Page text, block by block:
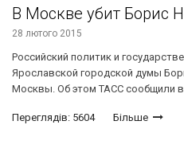
В Москве убит Борис
28 лютого 2015
Российский политик и
Ярославской городской думы
Москвы. Об этом ТАСС сообщили в
Переглядів: 5604 Більше